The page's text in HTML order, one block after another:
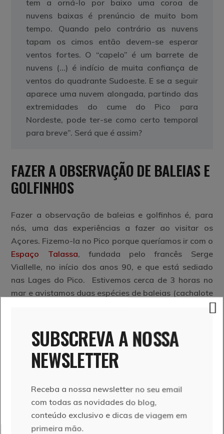
tem a orná-lo por baixo uma coroa de
nuvens baixas é prenúncio de muito bom
tempo. Quando pelo contrário as nuvens
tapam os cimos então devem-se esperar
ventos fortes. O “capelo” é um barrete de
nuvens (…) é indício de muita confiança de
ventos do quadrante Sudoeste. E se a seguir
aparece uma nuvem alongada, partindo das
extremidades do cume do Pico para
Nordeste, pode ter-se como certo temporal
para breve”. Será que é assim?
FAZER A OBSERVAÇÃO DE BALEIAS E
GOLFINHOS
Fazer a observação de baleias e golfinhos é, para
nós, uma das experiências a fazer ao visitar os
Açores. Fizemo-la no Pico porque queríamos ir com o
Espaço Talassa, fundada pelo francês Serge
Viallelle, no início dos anos 90, e que está sediado
nas Lages do Pico. Estivemos cerca de 3 horas no
mar e avistamos duas espécies de baleias (cachalote
e baleia de bryde) e duas de golfinhos (pintados e
SUBSCREVA A NOSSA
NEWSLETTER
Receba a nossa newsletter no seu email
com todas as novidades do blog,
conteúdo exclusivo e dicas de viagem em
primeira mão.